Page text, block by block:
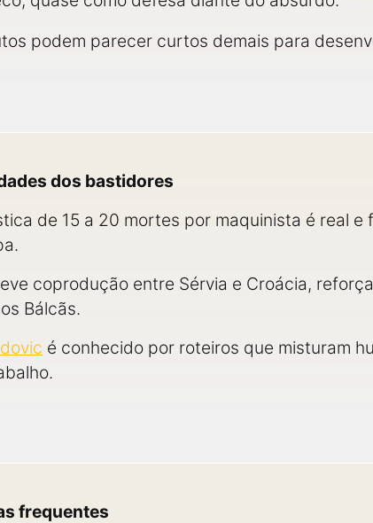
podem parecer curtos demais para
dos bastidores
de 15 a 20 mortes por maquinista é real
coprodução entre Sérvia e Croácia,
Bálcãs.
é conhecido por roteiros que misturam
frequentes